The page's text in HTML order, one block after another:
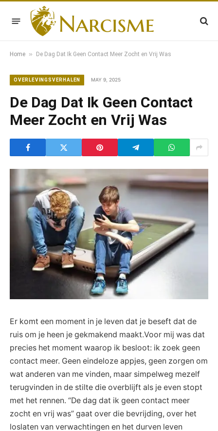
Home » De Dag Dat Ik Geen Contact Meer Zocht en Vrij Was
OVERLEVINGSVERHALEN MAY 9, 2025
De Dag Dat Ik Geen Contact
Meer Zocht en Vrij Was
Er komt een moment in je leven dat je beseft dat de
ruis om je heen je gekmakend maakt.Voor mij was dat
precies het moment waarop ik besloot: ik zoek geen
contact meer. Geen eindeloze appjes, geen zorgen om
wat anderen van me vinden, maar simpelweg mezelf
terugvinden in de stilte die overblijft als je even stopt
met het rennen. “De dag dat ik geen contact meer
zocht en vrij was” gaat over die bevrijding, over het
loslaten van verwachtingen en het durven leven